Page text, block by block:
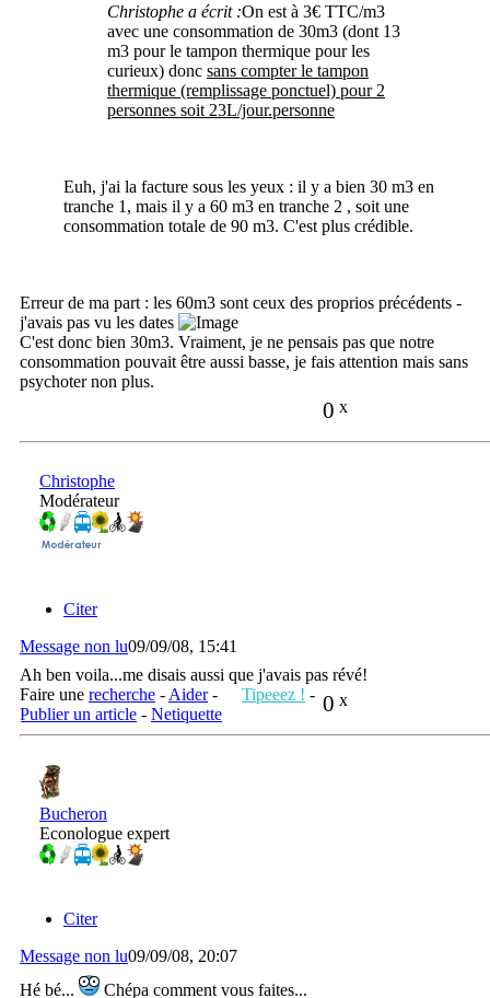
Christophe a écrit :On est à 3€ TTC/m3
avec une consommation de 30m3 (dont 13
m3 pour le tampon thermique pour les
curieux) donc sans compter le tampon
thermique (remplissage ponctuel) pour 2
personnes soit 23L/jour.personne
Euh, j'ai la facture sous les yeux : il y a bien 30 m3 en
tranche 1, mais il y a 60 m3 en tranche 2 , soit une
consommation totale de 90 m3. C'est plus crédible.
Erreur de ma part : les 60m3 sont ceux des proprios précédents -
j'avais pas vu les dates
C'est donc bien 30m3. Vraiment, je ne pensais pas que notre
consommation pouvait être aussi basse, je fais attention mais sans
psychoter non plus.
0 x
Christophe
Modérateur
Citer
Message non lu09/09/08, 15:41
Ah ben voila...me disais aussi que j'avais pas révé!
0 x
Faire une recherche - Aider- Tipeeez ! -
Publier un article - Netiquette
Bucheron
Econologue expert
Citer
Message non lu09/09/08, 20:07
Hé bé...
Chépa comment vous faites...